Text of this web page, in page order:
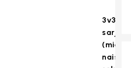
3v3
sarjat
(miehet,
naiset,